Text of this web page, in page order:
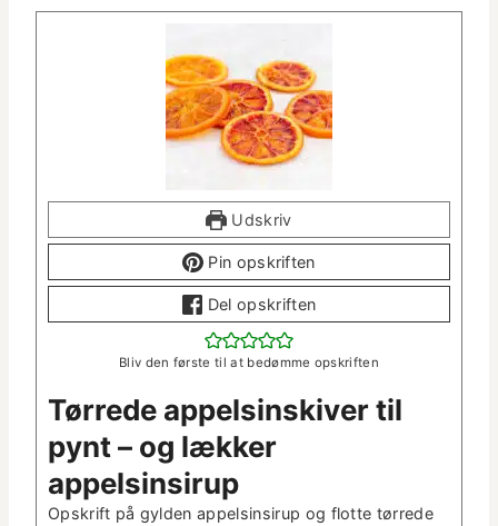
Udskriv
Pin opskriften
Del opskriften
Bliv den første til at bedømme opskriften
Tørrede appelsin­skiv­er til
pynt – og lækker
appelsinsirup
Opskrift på gylden appelsin­sirup og flotte tørrede